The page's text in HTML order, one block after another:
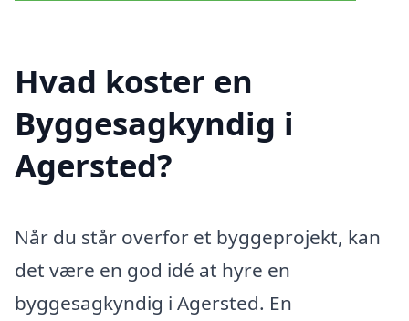
Hvad koster en
Byggesagkyndig i
Agersted?
Når du står overfor et byggeprojekt, kan
det være en god idé at hyre en
byggesagkyndig i Agersted. En